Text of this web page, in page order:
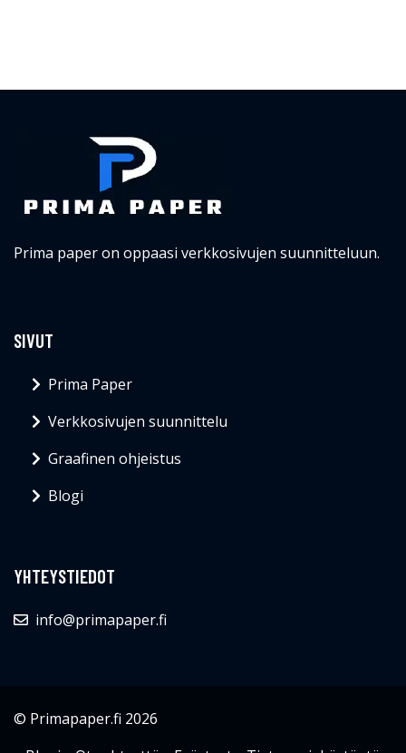
Prima paper on oppaasi verkkosivujen suunnitteluun.
SIVUT
Prima Paper
Verkkosivujen suunnittelu
Graafinen ohjeistus
Blogi
YHTEYSTIEDOT
info@primapaper.fi
© Primapaper.fi 2026